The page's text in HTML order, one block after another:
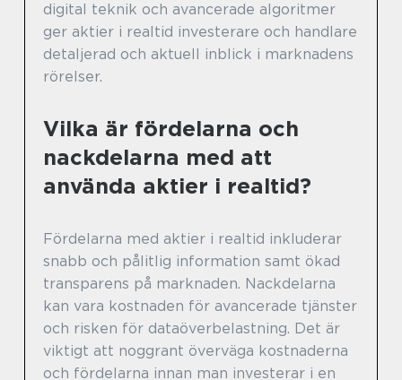
digital teknik och avancerade algoritmer
ger aktier i realtid investerare och handlare
detaljerad och aktuell inblick i marknadens
rörelser.
Vilka är fördelarna och
nackdelarna med att
använda aktier i realtid?
Fördelarna med aktier i realtid inkluderar
snabb och pålitlig information samt ökad
transparens på marknaden. Nackdelarna
kan vara kostnaden för avancerade tjänster
och risken för dataöverbelastning. Det är
viktigt att noggrant överväga kostnaderna
och fördelarna innan man investerar i en